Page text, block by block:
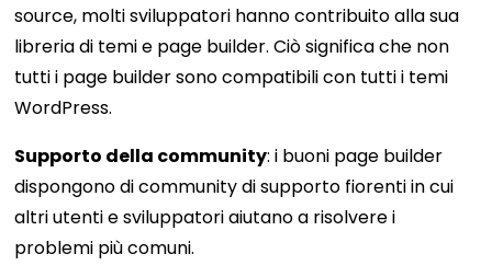
source, molti sviluppatori hanno contribuito alla sua
libreria di temi e page builder. Ciò significa che non
tutti i page builder sono compatibili con tutti i temi
WordPress.
Supporto della community: i buoni page builder
dispongono di community di supporto fiorenti in cui
altri utenti e sviluppatori aiutano a risolvere i
problemi più comuni.